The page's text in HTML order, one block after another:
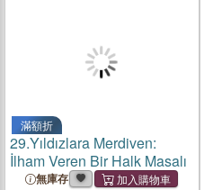
滿額折
29.Yıldızlara Merdiven:
İlham Veren Bir Halk Masalı
無庫存